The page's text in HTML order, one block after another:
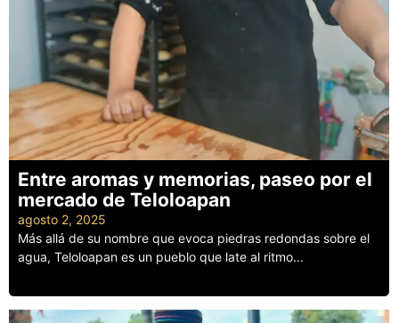
Entre aromas y memorias, paseo por el
mercado de Teloloapan
agosto 2, 2025
Más allá de su nombre que evoca piedras redondas sobre el
agua, Teloloapan es un pueblo que late al ritmo...